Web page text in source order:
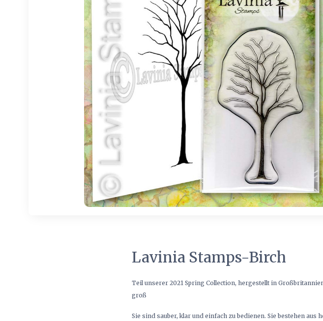
Lavinia Stamps-Birch
Teil unserer 2021 Spring Collection, hergestellt in
groß
Sie sind sauber, klar und einfach zu bedienen. Sie bestehen